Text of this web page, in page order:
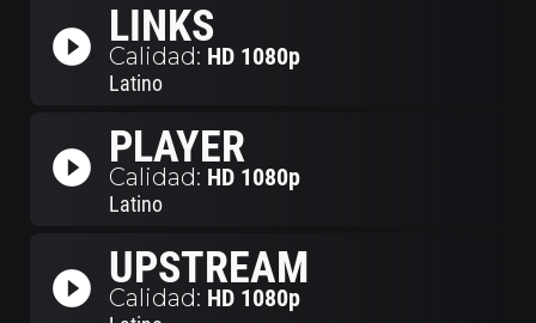
play_circle_filled LINKS
Calidad: HD 1080p
Latino
play_circle_filled PLAYER
Calidad: HD 1080p
Latino
play_circle_filled UPSTREAM
Calidad: HD 1080p